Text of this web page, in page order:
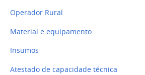
Operador Rural
Material e equipamento
Insumos
Atestado de capacidade técnica